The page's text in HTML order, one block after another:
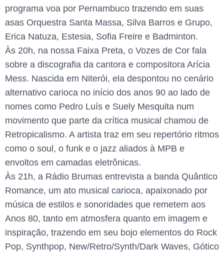
programa voa por Pernambuco trazendo em suas
asas Orquestra Santa Massa, Silva Barros e Grupo,
Erica Natuza, Estesia, Sofia Freire e Badminton.
Às 20h, na nossa Faixa Preta, o Vozes de Cor fala
sobre a discografia da cantora e compositora Arícia
Mess. Nascida em Niterói, ela despontou no cenário
alternativo carioca no início dos anos 90 ao lado de
nomes como Pedro Luís e Suely Mesquita num
movimento que parte da crítica musical chamou de
Retropicalismo. A artista traz em seu repertório ritmos
como o soul, o funk e o jazz aliados à MPB e
envoltos em camadas eletrônicas.
Às 21h, a Rádio Brumas entrevista a banda Quântico
Romance, um ato musical carioca, apaixonado por
música de estilos e sonoridades que remetem aos
Anos 80, tanto em atmosfera quanto em imagem e
inspiração, trazendo em seu bojo elementos do Rock
Pop, Synthpop, New/Retro/Synth/Dark Waves, Gótico